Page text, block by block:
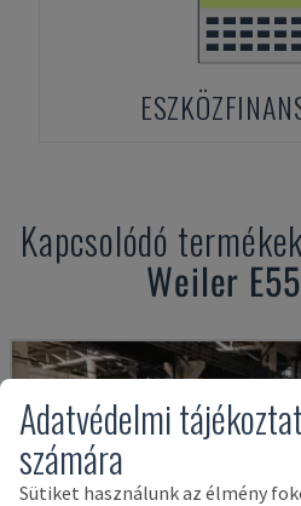
Kapcsolódó
Weiler
Adatvédelmi
számára
Sütiket használunk az élmény